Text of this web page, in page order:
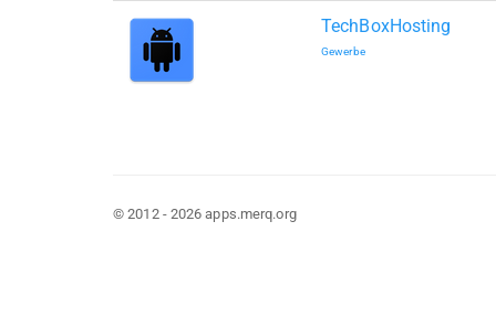
TechBoxHosting
Gewerbe
© 2012 - 2026 apps.merq.org